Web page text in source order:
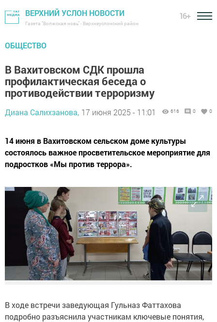
ВЕРХНИЙ УСЛОН НОВОСТИ
Газета "Волжская новь" - Верхнеуслонский район
16+
ОБЩЕСТВО
В Вахитовском СДК прошла
профилактическая беседа о
противодействии терроризму
Диана Салихзанова, 17 июня 2025 - 11:01 616 0 0
14 июня в Вахитовском сельском доме культуры
состоялось важное просветительское мероприятие для
подростков «Мы против террора».
В ходе встречи заведующая Гульназ Фаттахова
подробно разъяснила участникам ключевые понятия,